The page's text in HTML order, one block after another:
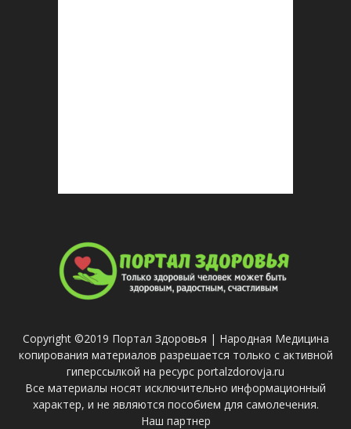
Copyright ©2019 Портал Здоровья | Народная Медицина
копирования материалов разрешается только с активной
гиперссылкой на ресурс portalzdorovja.ru
Все материалы носят исключительно информационный
характер, и не являются пособием для самолечения.
Наш партнер